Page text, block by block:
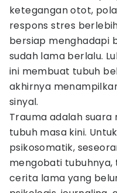
ketegangan otot,
respons stres
bersiap menghadapi
sudah lama berlalu.
ini membuat tubuh
akhirnya
sinyal.
Trauma adalah suara
tubuh masa kini.
psikosomatik,
mengobati
cerita lama yang